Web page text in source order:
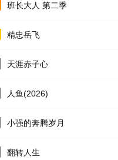
平性格迥异但彼
稿，一场神秘的拯救大计划。因
班长大人 第二季
精忠岳飞
天涯赤子心
人鱼(2026)
小强的奔腾岁月
翻转人生